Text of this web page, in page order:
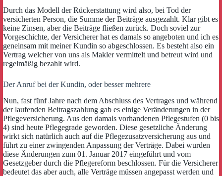
Durch das Modell der Rückerstattung wird also, bei Tod der
versicherten Person, die Summe der Beiträge ausgezahlt. Klar gibt es
keine Zinsen, aber die Beiträge fließen zurück. Doch soviel zur
Vorgeschichte, der Versicherer hat es damals so angeboten und ich es
geneinsam mit meiner Kundin so abgeschlossen. Es besteht also ein
Vertrag welcher von uns als Makler vermittelt und betreut wird und
regelmäßig bezahlt wird.
Der Anruf bei der Kundin, oder besser mehrere
Nun, fast fünf Jahre nach dem Abschluss des Vertrages und während
der laufenden Beitragszahlung gab es einige Veränderungen in der
Pflegeversicherung. Aus den damals vorhandenen Pflegestufen (0 bis
4) sind heute Pflegegrade geworden. Diese gesetzliche Änderung
wirkt sich natürlich auch auf die Pflegezusatzversicherung aus und
führt zu einer zwingenden Anpassung der Verträge. Dabei wurden
diese Änderungen zum 01. Januar 2017 eingeführt und vom
Gesetzgeber durch die Pflegereform beschlossen. Für die Versicherer
bedeutet das aber auch, alle Verträge müssen angepasst werden und